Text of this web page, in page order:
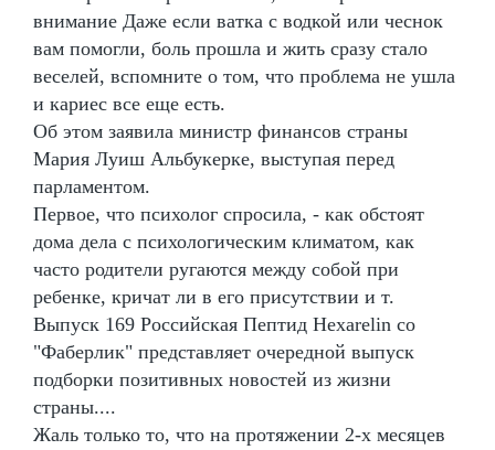
внимание Даже если ватка с водкой или чеснок
вам помогли, боль прошла и жить сразу стало
веселей, вспомните о том, что проблема не ушла
и кариес все еще есть.
Об этом заявила министр финансов страны
Мария Луиш Альбукерке, выступая перед
парламентом.
Первое, что психолог спросила, - как обстоят
дома дела с психологическим климатом, как
часто родители ругаются между собой при
ребенке, кричат ли в его присутствии и т.
Выпуск 169 Российская Пептид Hexarelin со
"Фаберлик" представляет очередной выпуск
подборки позитивных новостей из жизни
страны....
Жаль только то, что на протяжении 2-х месяцев